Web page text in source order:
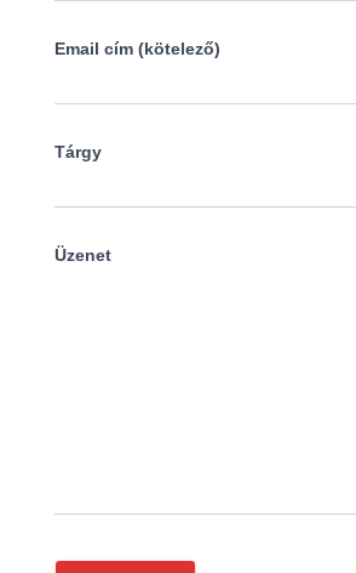
Email cím (kötelező)
Tárgy
Üzenet